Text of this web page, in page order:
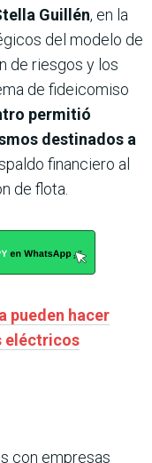
Guillén, en la
del modelo de
de riesgos y los
de fideicomiso
permitió
destinados a
financiero al
de flota.
pueden hacer
eléctricos
con empresas